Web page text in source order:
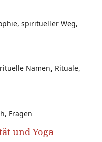
spiritueller Weg,
Namen, Rituale,
Fragen
und Yoga